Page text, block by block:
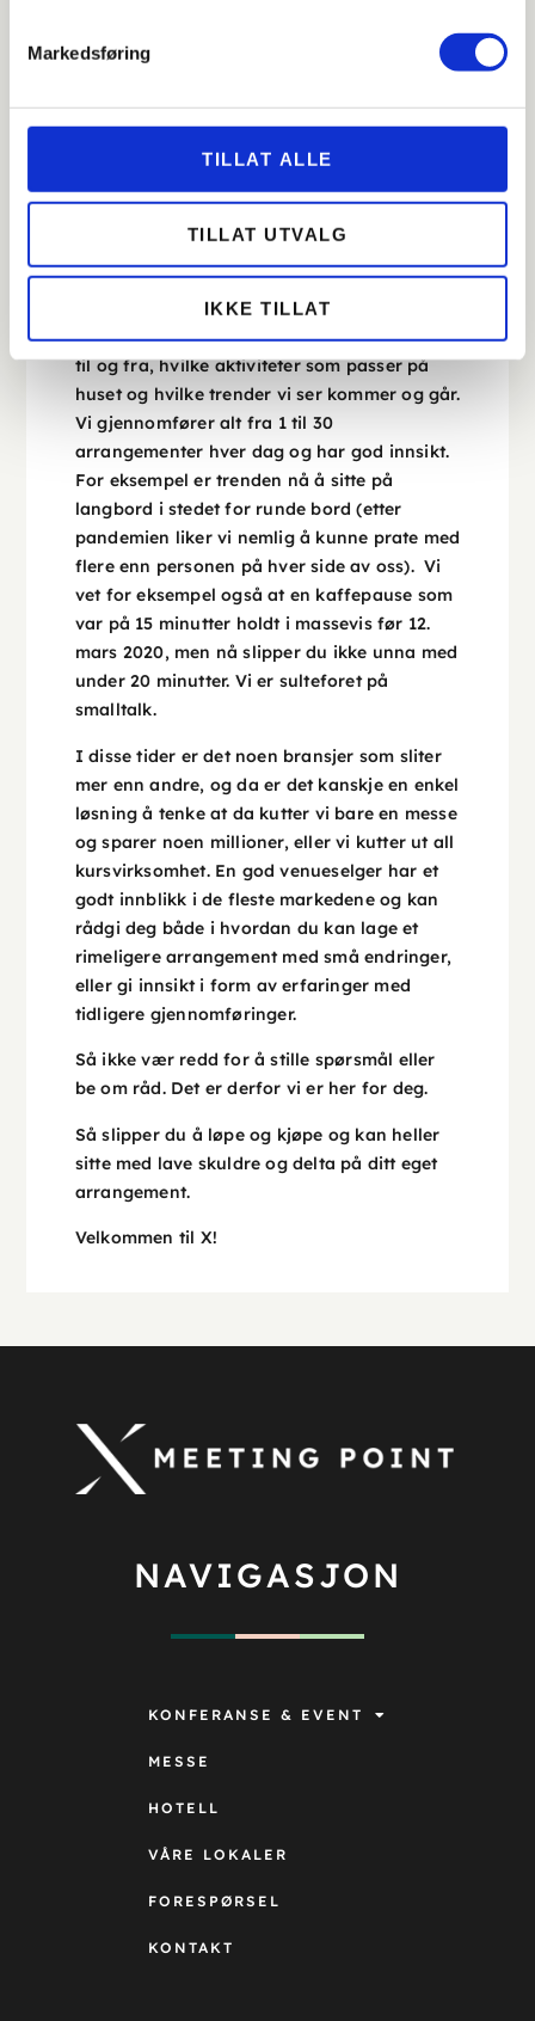
Markedsføring
TILLAT ALLE
TILLAT UTVALG
IKKE TILLAT
Hva er budsjettet ditt pr. hode?
av dette er det enklere for oss å rådgi deg i
hvordan vi sammen kan lage et flott
arrangement for dere.
Venue eller hotellselgeren er også veldig
gode på å rådgi deg i forhold til logistikken
til og fra, hvilke aktiviteter som passer på
huset og hvilke trender vi ser kommer og går.
Vi gjennomfører alt fra 1 til 30
arrangementer hver dag og har god innsikt.
For eksempel er trenden nå å sitte på
langbord i stedet for runde bord (etter
pandemien liker vi nemlig å kunne prate med
flere enn personen på hver side av oss). Vi
vet for eksempel også at en kaffepause som
var på 15 minutter holdt i massevis før 12.
mars 2020, men nå slipper du ikke unna med
under 20 minutter. Vi er sulteforet på
smalltalk.
I disse tider er det noen bransjer som sliter
mer enn andre, og da er det kanskje en enkel
løsning å tenke at da kutter vi bare en messe
og sparer noen millioner, eller vi kutter ut all
kursvirksomhet. En god venueselger har et
godt innblikk i de fleste markedene og kan
rådgi deg både i hvordan du kan lage et
rimeligere arrangement med små endringer,
eller gi innsikt i form av erfaringer med
tidligere gjennomføringer.
Så ikke vær redd for å stille spørsmål eller
be om råd. Det er derfor vi er her for deg.
Så slipper du å løpe og kjøpe og kan heller
sitte med lave skuldre og delta på ditt eget
arrangement.
Velkommen til X!
NAVIGASJON
KONFERANSE & EVENT
MESSE
HOTELL
VÅRE LOKALER
FORESPØRSEL
KONTAKT